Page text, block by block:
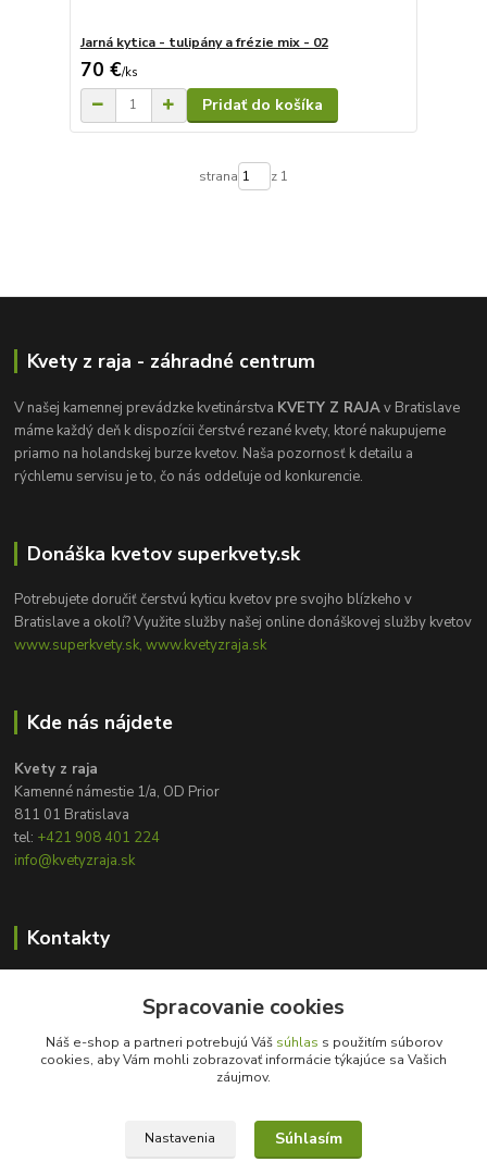
Jarná kytica - tulipány a frézie mix - 02
70 €/ks
Pridať do košíka
strana z 1
Kvety z raja - záhradné centrum
V našej kamennej prevádzke kvetinárstva KVETY Z RAJAv Bratislave
máme každý deň k dispozícii čerstvé rezané kvety, ktoré nakupujeme
priamo na holandskej burze kvetov. Naša pozornosť k detailu a
rýchlemu servisu je to, čo nás oddeľuje od konkurencie.
Donáška kvetov superkvety.sk
Potrebujete doručiť čerstvú kyticu kvetov pre svojho blízkeho v
Bratislave a okolí? Využite služby našej online donáškovej služby kvetov
www.superkvety.sk, www.kvetyzraja.sk
Kde nás nájdete
Kvety z raja
Kamenné námestie 1/a, OD Prior
811 01 Bratislava
tel: +421 908 401 224
info@kvetyzraja.sk
Kontakty
+421 908 401 224
info@kvetyzraja.sk
Spracovanie cookies
Náš e-shop a partneri potrebujú Váš súhlas s použitím súborov
cookies, aby Vám mohli zobrazovať informácie týkajúce sa Vašich
záujmov.
Nastavenia Súhlasím